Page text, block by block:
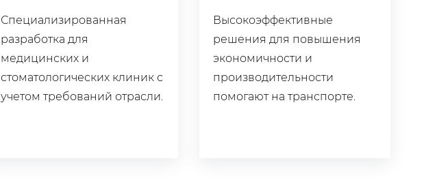
Специализированная
разработка для
медицинских и
стоматологических клиник с
учетом требований отрасли.
Высокоэффективные
решения для повышения
экономичности и
производительности
помогают на транспорте.